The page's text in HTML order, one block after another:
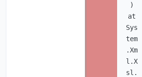
)
at
Sys
tem
.Xm
l.X
sl.